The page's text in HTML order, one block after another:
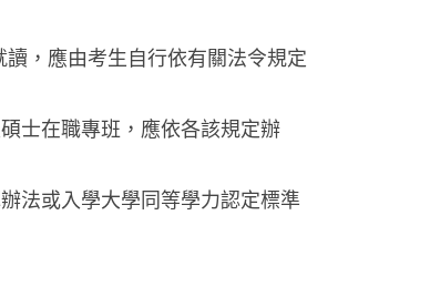
，應由考生自行依有關法令規定
士在職專班，應依各該規定辦
法或入學大學同等學力認定標準